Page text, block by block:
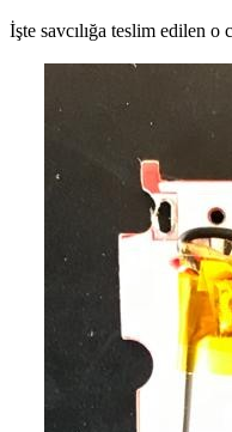
İşte savcılığa teslim edilen o